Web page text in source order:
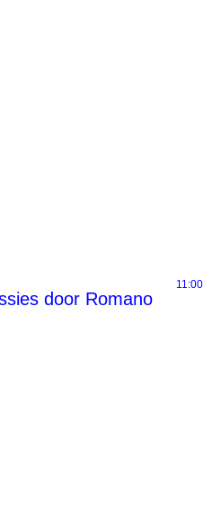
11:00
door Romano